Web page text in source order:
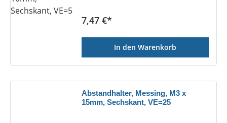
Regulärer Preis:
7,47 €*
In den Warenkorb
Abstandhalter, Messing, M3 x
15mm, Sechskant, VE=25